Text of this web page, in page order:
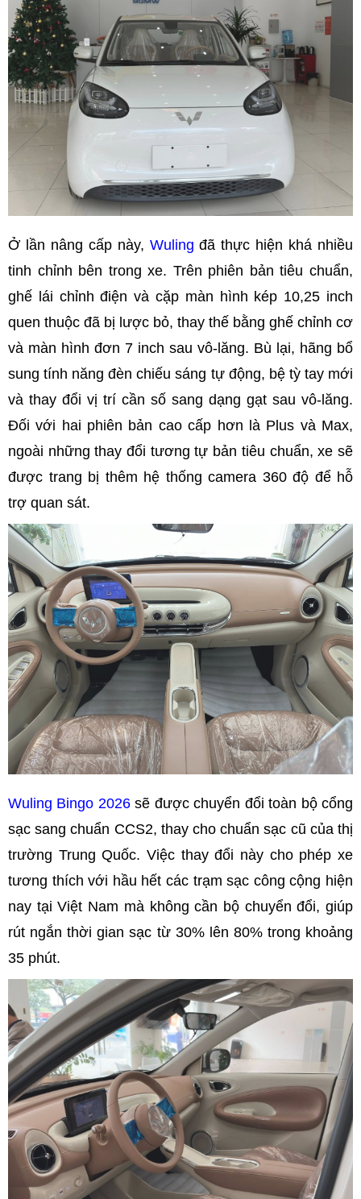
Ở lần nâng cấp này, Wulingđã thực hiện khá nhiều
tinh chỉnh bên trong xe. Trên phiên bản tiêu chuẩn,
ghế lái chỉnh điện và cặp màn hình kép 10,25 inch
quen thuộc đã bị lược bỏ, thay thế bằng ghế chỉnh cơ
và màn hình đơn 7 inch sau vô-lăng. Bù lại, hãng bổ
sung tính năng đèn chiếu sáng tự động, bệ tỳ tay mới
và thay đổi vị trí cần số sang dạng gạt sau vô-lăng.
Đối với hai phiên bản cao cấp hơn là Plus và Max,
ngoài những thay đổi tương tự bản tiêu chuẩn, xe sẽ
được trang bị thêm hệ thống camera 360 độ để hỗ
trợ quan sát.
Wuling Bingo 2026sẽ được chuyển đổi toàn bộ cổng
sạc sang chuẩn CCS2, thay cho chuẩn sạc cũ của thị
trường Trung Quốc. Việc thay đổi này cho phép xe
tương thích với hầu hết các trạm sạc công cộng hiện
nay tại Việt Nam mà không cần bộ chuyển đổi, giúp
rút ngắn thời gian sạc từ 30% lên 80% trong khoảng
35 phút.